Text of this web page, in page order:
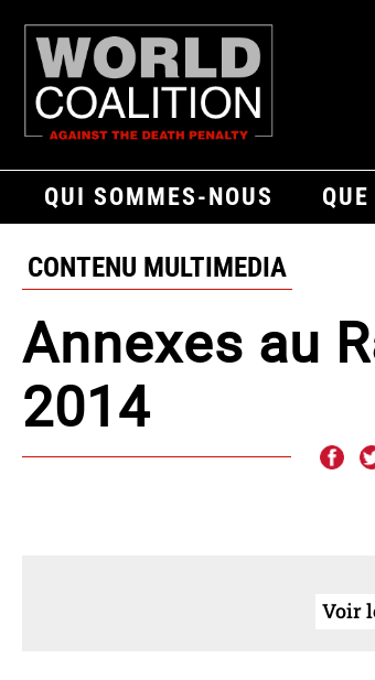
QUI SOMMES-NOUS
CONTENU MULTIMEDIA
Annexes au
2014
Voir